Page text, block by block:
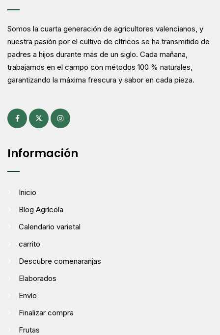
Somos la cuarta generación de agricultores valencianos, y
nuestra pasión por el cultivo de cítricos se ha transmitido de
padres a hijos durante más de un siglo. Cada mañana,
trabajamos en el campo con métodos 100 % naturales,
garantizando la máxima frescura y sabor en cada pieza.
Información
Inicio
Blog Agrícola
Calendario varietal
carrito
Descubre comenaranjas
Elaborados
Envío
Finalizar compra
Frutas